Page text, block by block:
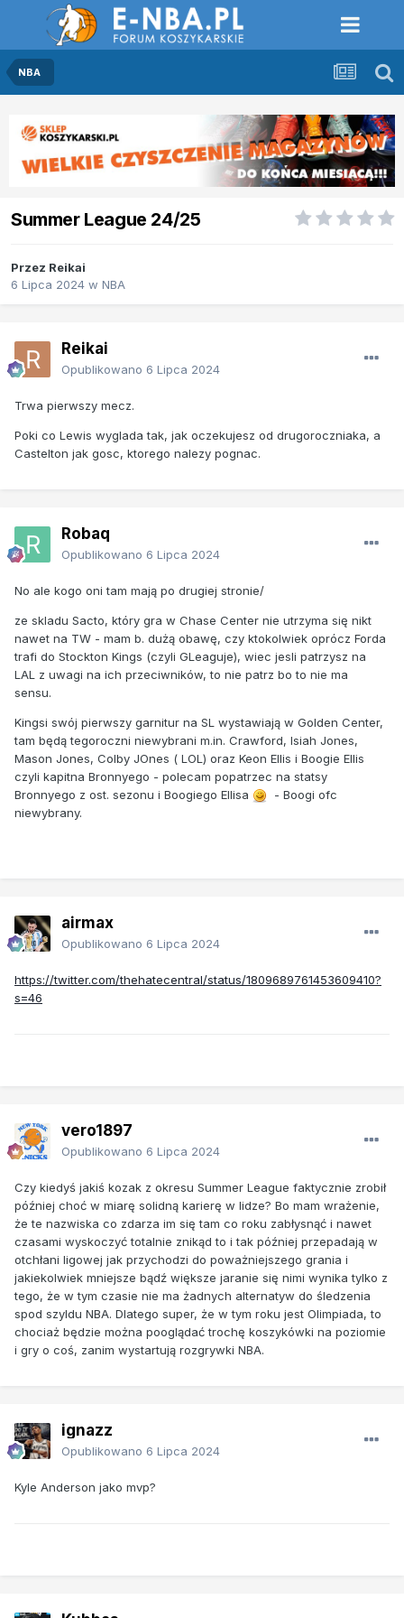
NBA
Summer League 24/25
Przez Reikai
6 Lipca 2024 w NBA
Reikai
Opublikowano 6 Lipca 2024
Trwa pierwszy mecz.
Poki co Lewis wyglada tak, jak oczekujesz od drugoroczniaka, a
Castelton jak gosc, ktorego nalezy pognac.
Robaq
Opublikowano 6 Lipca 2024
No ale kogo oni tam mają po drugiej stronie/
ze skladu Sacto, który gra w Chase Center nie utrzyma się nikt
nawet na TW - mam b. dużą obawę, czy ktokolwiek oprócz Forda
trafi do Stockton Kings (czyli GLeaguje), wiec jesli patrzysz na
LAL z uwagi na ich przeciwników, to nie patrz bo to nie ma
sensu.
Kingsi swój pierwszy garnitur na SL wystawiają w Golden Center,
tam będą tegoroczni niewybrani m.in. Crawford, Isiah Jones,
Mason Jones, Colby JOnes ( LOL) oraz Keon Ellis i Boogie Ellis
czyli kapitna Bronnyego - polecam popatrzec na statsy
Bronnyego z ost. sezonu i Boogiego Ellisa
- Boogi ofc
niewybrany.
airmax
Opublikowano 6 Lipca 2024
https://twitter.com/thehatecentral/status/1809689761453609410?
s=46
vero1897
Opublikowano 6 Lipca 2024
Czy kiedyś jakiś kozak z okresu Summer League faktycznie zrobił
później choć w miarę solidną karierę w lidze? Bo mam wrażenie,
że te nazwiska co zdarza im się tam co roku zabłysnąć i nawet
czasami wyskoczyć totalnie znikąd to i tak później przepadają w
otchłani ligowej jak przychodzi do poważniejszego grania i
jakiekolwiek mniejsze bądź większe jaranie się nimi wynika tylko z
tego, że w tym czasie nie ma żadnych alternatyw do śledzenia
spod szyldu NBA. Dlatego super, że w tym roku jest Olimpiada, to
chociaż będzie można pooglądać trochę koszykówki na poziomie
i gry o coś, zanim wystartują rozgrywki NBA.
ignazz
Opublikowano 6 Lipca 2024
Kyle Anderson jako mvp?